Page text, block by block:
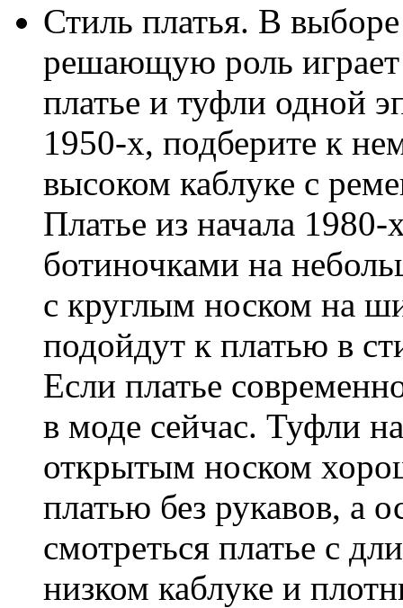
Стиль платья. В
решающую роль
платье и туфли одной
1950-х, подберите к
высоком каблуке с
Платье из начала 1980-
ботиночками на
с круглым носком на
подойдут к платью в
Если платье
в моде сейчас. Туфли
открытым носком
платью без рукавов, а
смотреться платье с
низком каблуке и